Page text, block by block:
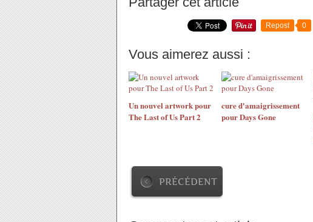
Repost 0
Vous aimerez aussi :
Un nouvel artwork pour
The Last of Us Part 2
cure d'amaigrissement
pour Days Gone
PRÉCÉDENT